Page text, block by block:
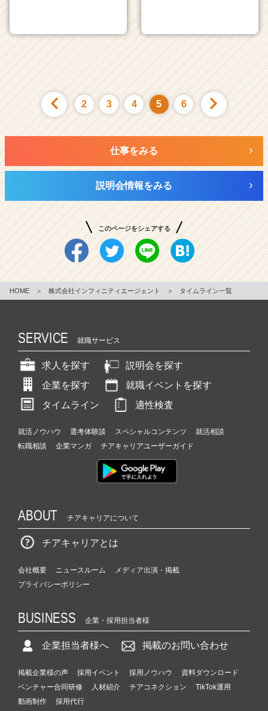
2 3 4 5 6
仕事をみる
説明会情報をみる
このページをシェアする
HOME ＞ 株式会社インフィニティエージェント ＞ タイムライン一覧
SERVICE 就職サービス
求人を探す
説明会を探す
企業を探す
就職イベントを探す
タイムライン
適性検査
就活ノウハウ 選考体験談 スペシャルコンテンツ
就活相談
転職相談
企業マンガ チアキャリアユーザーガイド
ABOUT チアキャリアについて
チアキャリアとは
会社概要 ニュースルーム
メディア出演・掲載
プライバシーポリシー
BUSINESS 企業・採用担当者様
企業担当者様へ 掲載のお問い合わせ
掲載企業様の声 採用イベント 採用ノウハウ
資料ダウンロード
ベンチャー合同研修
人材紹介 チアコネクション
TikTok運用
動画制作
採用代行